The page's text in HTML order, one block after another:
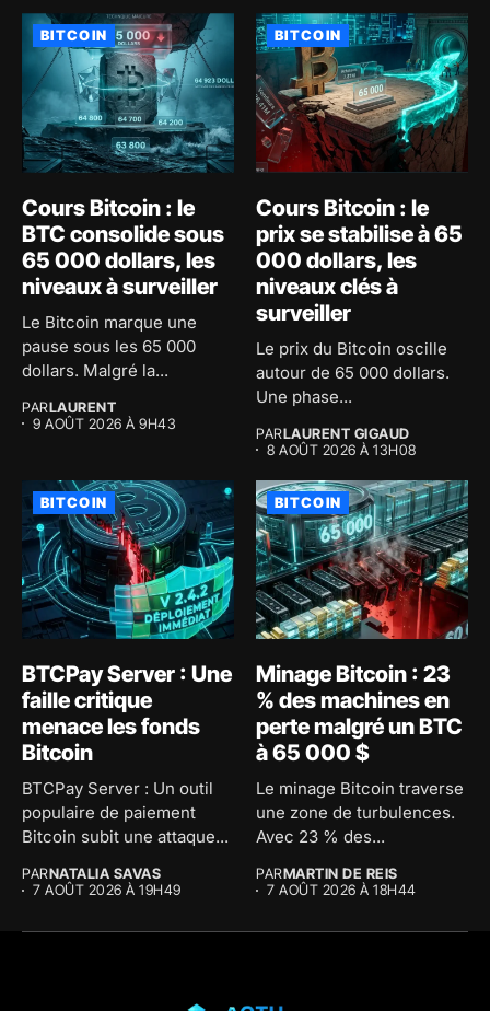
BITCOIN
Cours Bitcoin : le
BTC consolide sous
65 000 dollars, les
niveaux à surveiller
Le Bitcoin marque une
pause sous les 65 000
dollars. Malgré la...
PARLAURENT
9 AOÛT 2026 À 9H43
BITCOIN
Cours Bitcoin : le
prix se stabilise à 65
000 dollars, les
niveaux clés à
surveiller
Le prix du Bitcoin oscille
autour de 65 000 dollars.
Une phase...
PARLAURENT GIGAUD
8 AOÛT 2026 À 13H08
BITCOIN
BTCPay Server : Une
faille critique
menace les fonds
Bitcoin
BTCPay Server : Un outil
populaire de paiement
Bitcoin subit une attaque...
PARNATALIA SAVAS
7 AOÛT 2026 À 19H49
BITCOIN
Minage Bitcoin : 23
% des machines en
perte malgré un BTC
à 65 000 $
Le minage Bitcoin traverse
une zone de turbulences.
Avec 23 % des...
PARMARTIN DE REIS
7 AOÛT 2026 À 18H44